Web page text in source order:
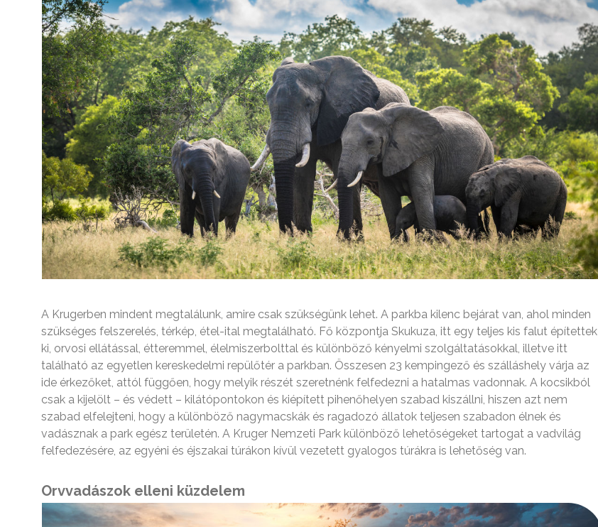
A Krugerben mindent megtalálunk, amire csak szükségünk lehet. A parkba kilenc bejárat van, ahol minden
szükséges felszerelés, térkép, étel-ital megtalálható. Fő központja Skukuza, itt egy teljes kis falut építettek
ki, orvosi ellátással, étteremmel, élelmiszerbolttal és különböző kényelmi szolgáltatásokkal, illetve itt
található az egyetlen kereskedelmi repülőtér a parkban. Összesen 23 kempingező és szálláshely várja az
ide érkezőket, attól függően, hogy melyik részét szeretnénk felfedezni a hatalmas vadonnak. A kocsikból
csak a kijelölt – és védett – kilátópontokon és kiépített pihenőhelyen szabad kiszállni, hiszen azt nem
szabad elfelejteni, hogy a különböző nagymacskák és ragadozó állatok teljesen szabadon élnek és
vadásznak a park egész területén. A Kruger Nemzeti Park különböző lehetőségeket tartogat a vadvilág
felfedezésére, az egyéni és éjszakai túrákon kívül vezetett gyalogos túrákra is lehetőség van.
Orvvadászok elleni küzdelem